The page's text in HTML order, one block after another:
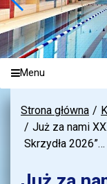
Menu
Strona główna
Już za nami
Skrzydła 2026”…